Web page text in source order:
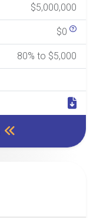
$5,000,000
$0
80% to $5,000